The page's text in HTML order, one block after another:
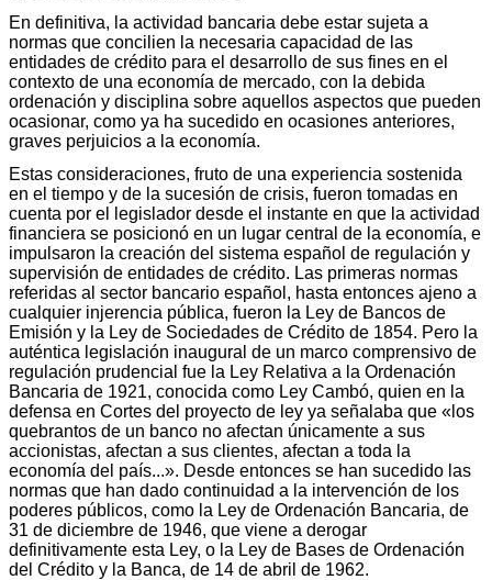
En definitiva, la actividad bancaria debe estar sujeta a
normas que concilien la necesaria capacidad de las
entidades de crédito para el desarrollo de sus fines en el
contexto de una economía de mercado, con la debida
ordenación y disciplina sobre aquellos aspectos que pueden
ocasionar, como ya ha sucedido en ocasiones anteriores,
graves perjuicios a la economía.
Estas consideraciones, fruto de una experiencia sostenida
en el tiempo y de la sucesión de crisis, fueron tomadas en
cuenta por el legislador desde el instante en que la actividad
financiera se posicionó en un lugar central de la economía, e
impulsaron la creación del sistema español de regulación y
supervisión de entidades de crédito. Las primeras normas
referidas al sector bancario español, hasta entonces ajeno a
cualquier injerencia pública, fueron la Ley de Bancos de
Emisión y la Ley de Sociedades de Crédito de 1854. Pero la
auténtica legislación inaugural de un marco comprensivo de
regulación prudencial fue la Ley Relativa a la Ordenación
Bancaria de 1921, conocida como Ley Cambó, quien en la
defensa en Cortes del proyecto de ley ya señalaba que «los
quebrantos de un banco no afectan únicamente a sus
accionistas, afectan a sus clientes, afectan a toda la
economía del país...». Desde entonces se han sucedido las
normas que han dado continuidad a la intervención de los
poderes públicos, como la Ley de Ordenación Bancaria, de
31 de diciembre de 1946, que viene a derogar
definitivamente esta Ley, o la Ley de Bases de Ordenación
del Crédito y la Banca, de 14 de abril de 1962.